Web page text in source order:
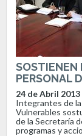
SOSTIENEN
PERSONAL
24 de Abril 2013
Integrantes de
Vulnerables
de la Secretaría
programas y